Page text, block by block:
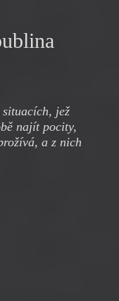
situacích, jež
najít pocity,
a z nich